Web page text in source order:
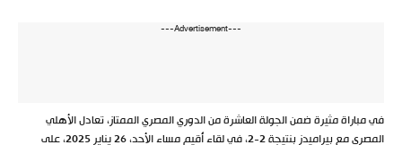
---Advertisement---
في مباراة مثيرة ضمن الجولة العاشرة من الدوري المصري الممتاز، تعادل الأهلي
المصري مع بيراميدز بنتيجة 2-2، في لقاء أُقيم مساء الأحد، 26 يناير 2025، على